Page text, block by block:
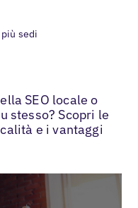
sedi
SEO locale o
stesso? Scopri le
e i vantaggi